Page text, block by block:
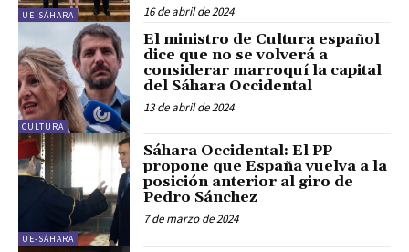
UE-SÁHARA 16 de abril de 2024
CULTURA
El ministro de Cultura español
dice que no se volverá a
considerar marroquí la capital
del Sáhara Occidental
13 de abril de 2024
UE-SÁHARA
Sáhara Occidental: El PP
propone que España vuelva a la
posición anterior al giro de
Pedro Sánchez
7 de marzo de 2024